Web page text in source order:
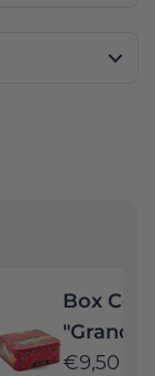
Box
"Grandes
€9,50